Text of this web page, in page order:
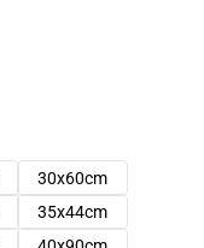
30x60cm
35x44cm